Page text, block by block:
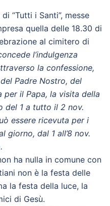
“Tutti i Santi”, messe
quella delle 18.30 di
al cimitero di
l’indulgenza
la confessione,
Padre Nostro, del
per il Papa, la visita della
del 1 a tutto il 2 nov.
essere ricevuta per i
giorno, dal 1 all’8 nov.
ha nulla in comune con
non è la festa delle
la festa della luce, la
di Gesù.